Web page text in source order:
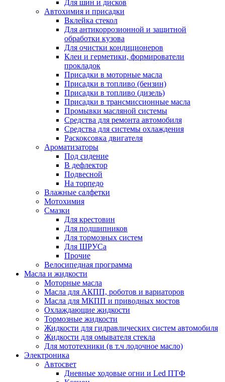
Для шин и дисков
Автохимия и присадки
Вклейка стекол
Для антикоррозионной и защитной
обработки кузова
Для очистки кондиционеров
Клеи и герметики, формирователи
прокладок
Присадки в моторные масла
Присадки в топливо (бензин)
Присадки в топливо (дизель)
Присадки в трансмиссионные масла
Промывки масляной системы
Средства для ремонта автомобиля
Средства для системы охлаждения
Раскоксовка двигателя
Ароматизаторы
Под сидение
В дефлектор
Подвесной
На торпедо
Влажные салфетки
Мотохимия
Смазки
Для крестовин
Для подшипников
Для тормозных систем
Для ШРУСа
Прочие
Велосипедная программа
Масла и жидкости
Моторные масла
Масла для АКПП, роботов и вариаторов
Масла для МКПП и приводных мостов
Охлаждающие жидкости
Тормозные жидкости
Жидкости для гидравлических систем автомобиля
Жидкости для омывателя стекла
Для мототехники (в т.ч лодочное масло)
Электроника
Автосвет
Дневные ходовые огни и Led ПТФ